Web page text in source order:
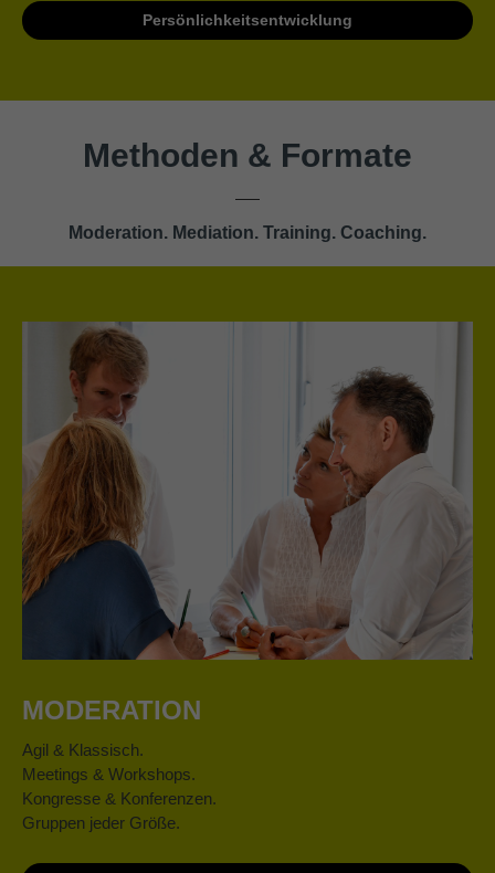
Persönlichkeitsentwicklung
Methoden & Formate
Moderation. Mediation. Training. Coaching.
MODERATION
Agil & Klassisch.
Meetings & Workshops.
Kongresse & Konferenzen.
Gruppen jeder Größe.